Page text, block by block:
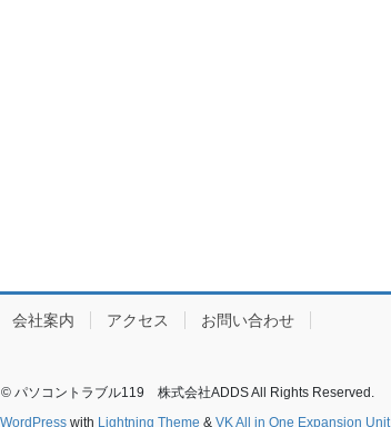
会社案内 アクセス お問い合わせ
パソコントラブル119 株式会社ADDS All Rights Reserved.
WordPresswith Lightning Theme & VK All in One Expansion Unit